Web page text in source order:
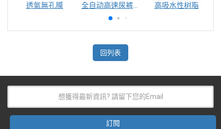
透氣無孔膜 全自动高速尿裤包装机（自动换号） 高吸水性树脂
回列表